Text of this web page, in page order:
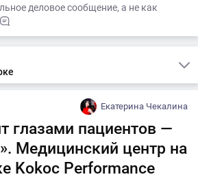
деловое сообщение, а не как
Екатерина Чекалина
глазами пациентов —
Медицинский центр на
Kokoc Performance